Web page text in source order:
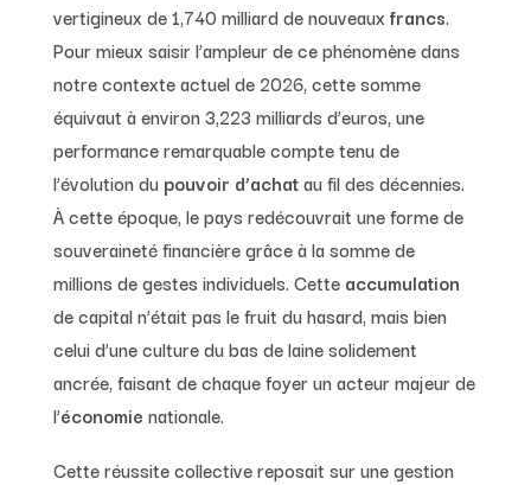
vertigineux de 1,740 milliard de nouveaux francs.
Pour mieux saisir l’ampleur de ce phénomène dans
notre contexte actuel de 2026, cette somme
équivaut à environ 3,223 milliards d’euros, une
performance remarquable compte tenu de
l’évolution du pouvoir d’achatau fil des décennies.
À cette époque, le pays redécouvrait une forme de
souveraineté financière grâce à la somme de
millions de gestes individuels. Cette accumulation
de capital n’était pas le fruit du hasard, mais bien
celui d’une culture du bas de laine solidement
ancrée, faisant de chaque foyer un acteur majeur de
l’économie nationale.
Cette réussite collective reposait sur une gestion